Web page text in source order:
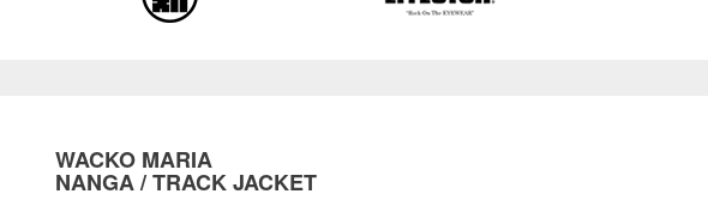
WACKO MARIA
NANGA / TRACK JACKET